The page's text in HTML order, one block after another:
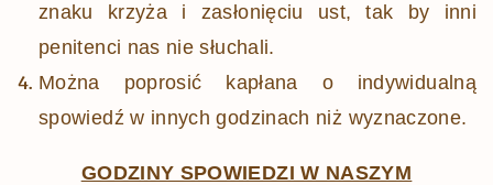
znaku krzyża i zasłonięciu ust, tak by inni
penitenci nas nie słuchali.
Można poprosić kapłana o indywidualną
spowiedź w innych godzinach niż wyznaczone.
GODZINY SPOWIEDZI W NASZYM